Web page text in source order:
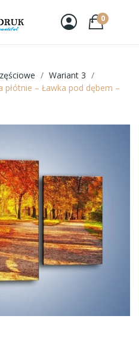
0
Wariant 3
płótnie – Ławka pod dębem –